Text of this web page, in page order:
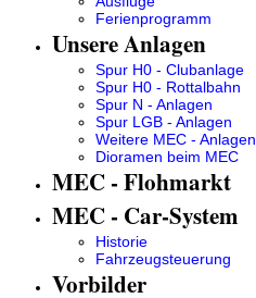
Ferienprogramm
Unsere Anlagen
Spur H0 - Clubanlage
Spur H0 - Rottalbahn
Spur N - Anlagen
Spur LGB - Anlagen
Weitere MEC - Anlagen
Dioramen beim MEC
MEC - Flohmarkt
MEC - Car-System
Historie
Fahrzeugsteuerung
Vorbilder